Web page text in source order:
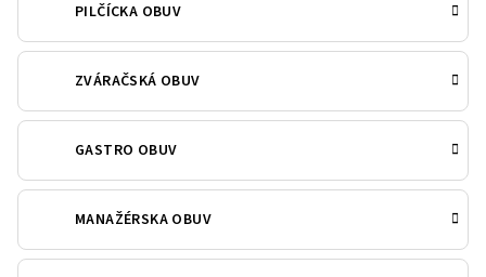
PILČÍCKA OBUV
ZVÁRAČSKÁ OBUV
GASTRO OBUV
MANAŽÉRSKA OBUV